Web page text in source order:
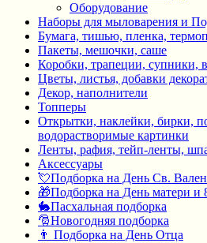
Оборудование
Наборы для мыловарения и
Бумага, тишью, пленка,
Пакеты, мешочки, саше
Коробки, трапеции, супники,
Цветы, листья, добавки
Декор, наполнители
Топперы
Открытки, наклейки, бирки,
водорастворимые картинки
Ленты, рафия, тейп-ленты,
Аксессуары
💘Подборка на День Св.
🎁Подборка на День матери и
🐇Пасхальная подборка
🎅Новогодняя подборка
👨 Подборка на День Отца